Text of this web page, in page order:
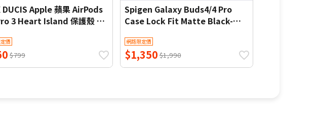
DUCIS Apple 蘋果 AirPods
3 Heart Island 保護殼 防
價
$799
Spigen Galaxy Buds4/4 Pro
Case Lock Fit Matte Black-防
網路限定價
$1,350$1,990